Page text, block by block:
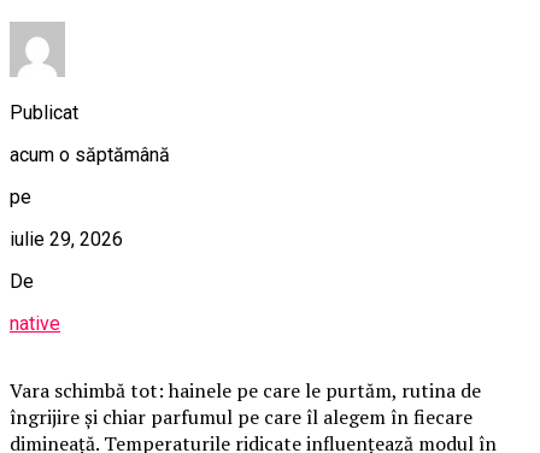
Publicat
acum o săptămână
pe
iulie 29, 2026
De
native
Vara schimbă tot: hainele pe care le purtăm, rutina de
îngrijire și chiar parfumul pe care îl alegem în fiecare
dimineață. Temperaturile ridicate influențează modul în